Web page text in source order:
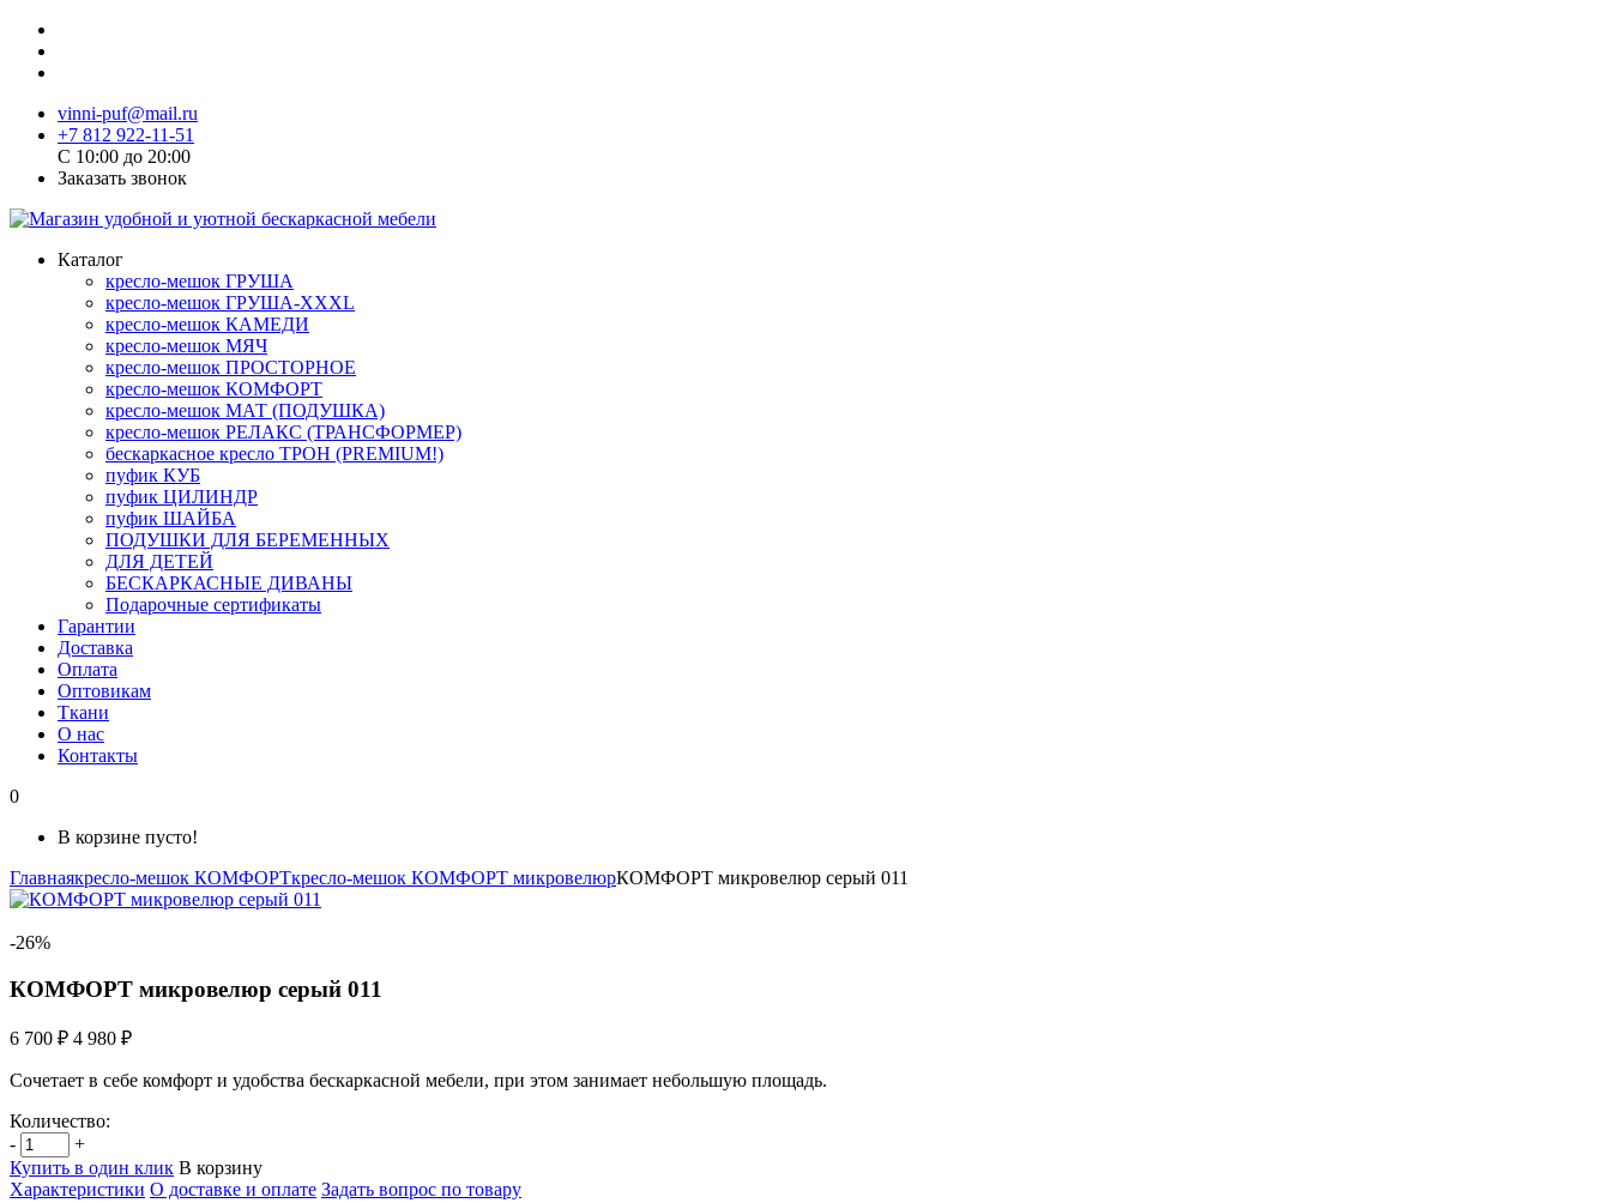
vinni-puf@mail.ru
+7 812 922-11-51
C 10:00 до 20:00
Заказать звонок
Каталог
кресло-мешок ГРУША
кресло-мешок ГРУША-XXXL
кресло-мешок КАМЕДИ
кресло-мешок МЯЧ
кресло-мешок ПРОСТОРНОЕ
кресло-мешок КОМФОРТ
кресло-мешок МАТ (ПОДУШКА)
кресло-мешок РЕЛАКС (ТРАНСФОРМЕР)
бескаркасное кресло ТРОН (PREMIUM!)
пуфик КУБ
пуфик ЦИЛИНДР
пуфик ШАЙБА
ПОДУШКИ ДЛЯ БЕРЕМЕННЫХ
ДЛЯ ДЕТЕЙ
БЕСКАРКАСНЫЕ ДИВАНЫ
Подарочные сертификаты
Гарантии
Доставка
Оплата
Оптовикам
Ткани
О нас
Контакты
0
В корзине пусто!
Главнаякресло-мешок КОМФОРТкресло-мешок КОМФОРТ микровелюрКОМФОРТ микровелюр серый 011
-26%
КОМФОРТ микровелюр серый 011
6 700 ₽ 4 980 ₽
Сочетает в себе комфорт и удобства бескаркасной мебели, при этом занимает небольшую площадь.
Количество:
-
+
Купить в один клик В корзину
Характеристики О доставке и оплате Задать вопрос по товару